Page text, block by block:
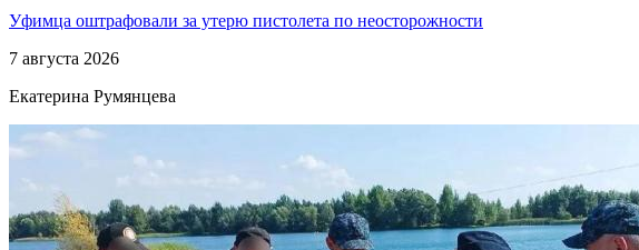
Уфимца оштрафовали за утерю пистолета по неосторожности
7 августа 2026
Екатерина Румянцева